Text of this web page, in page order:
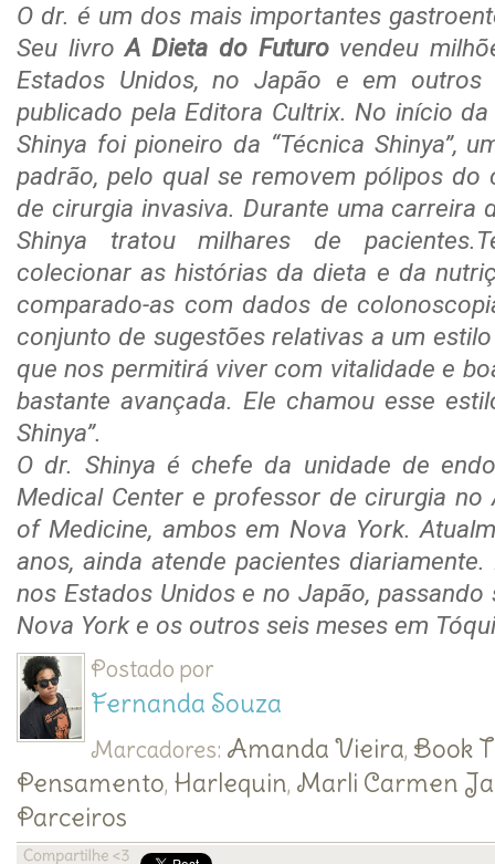
O dr. é um dos mais importantes
Seu livroA Dieta do Futurovendeu
Estados Unidos, no Japão e em
publicado pela Editora Cultrix. No início
Shinya foi pioneiro da “Técnica Shinya”,
padrão, pelo qual se removem pólipos do
de cirurgia invasiva. Durante uma carreira
Shinya tratou milhares de
colecionar as histórias da dieta e da
comparado-as com dados de
conjunto de sugestões relativas a um
que nos permitirá viver com vitalidade e
bastante avançada. Ele chamou esse
Shinya”.
O dr. Shinya é chefe da unidade de
Medical Center e professor de cirurgia no
of Medicine, ambos em Nova York.
anos, ainda atende pacientes
nos Estados Unidos e no Japão,
Nova York e os outros seis meses em
Postado por
Fernanda Souza
Marcadores: Amanda Vieira, Book
Pensamento, Harlequin, Marli Carmen
Parceiros